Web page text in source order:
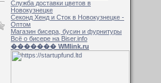
Служба доставки цветов в
Новокузнецке
Секонд Хенд и Сток в Новокузнецке -
Оптом
Магазин бисера, бусин и фурнитуры
Всё о бисере на Biser.info
������� WMlink.ru